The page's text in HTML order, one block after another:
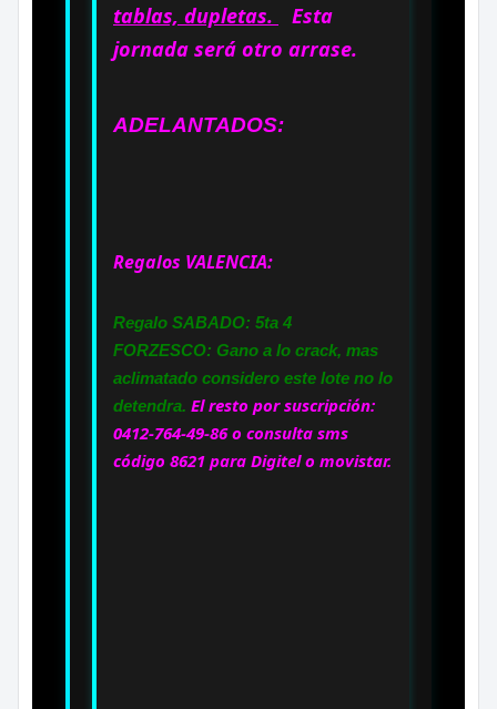
tablas, dupletas.
Esta
jornada será otro arrase.
ADELANTADOS:
Regalos VALENCIA:
Regalo SABADO: 5ta 4
FORZESCO: Gano a lo crack, mas
aclimatado considero este lote no lo
detendra. El resto por suscripción:
0412-764-49-86 o consulta sms
código 8621 para Digitel o movistar.